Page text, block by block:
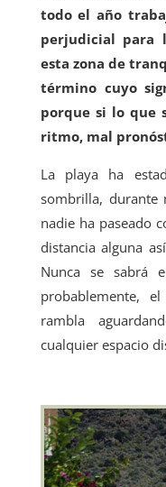
todo el año
perjudicial para
esta zona de
término cuyo
porque si lo que
ritmo, mal
La playa ha
sombrilla, durante
nadie ha paseado
distancia alguna
Nunca se sabrá
probablemente,
rambla
cualquier espacio